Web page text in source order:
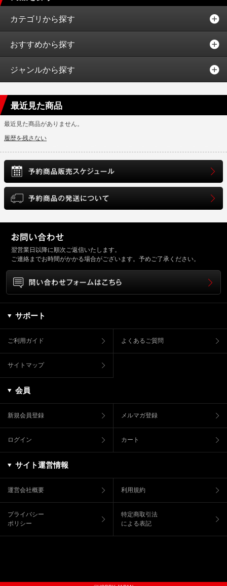
カテゴリから探す
おすすめから探す
ジャンルから探す
最近見た商品
最近見た商品がありません。
履歴を残さない
翌営業日以降に順次ご返信いたします。
ご連絡までお時間がかかる場合がございます。予めご了承ください。
サポート
ご利用ガイド よくあるご質問
サイトマップ
会員
新規会員登録 メルマガ登録
ログイン カート
サイト運営情報
運営会社概要 利用規約
プライバシー
ポリシー
特定商取引法
による表記